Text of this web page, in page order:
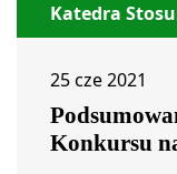
Katedra
25 cze 2021
Konkursu